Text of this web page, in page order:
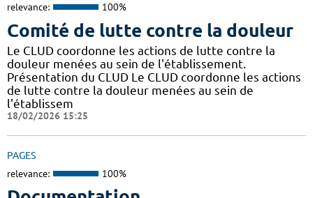
relevance: 100%
Comité de lutte contre la douleur
Le CLUD coordonne les actions de lutte contre la
douleur menées au sein de l'établissement.
Présentation du CLUD Le CLUD coordonne les actions
de lutte contre la douleur menées au sein de
l'établissem
18/02/2026 15:25
PAGES
relevance: 100%